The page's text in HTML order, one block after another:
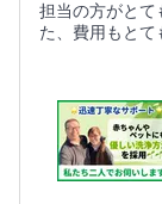
担当の方がとて
た、費用もとて